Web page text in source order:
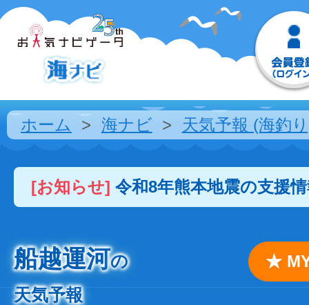
ホーム 海ナビ 天気予報 (海釣
[お知らせ] 令和8年熊本地震の支援
船越運河の
天気予報
★